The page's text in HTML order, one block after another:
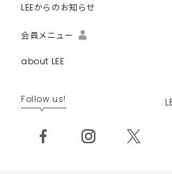
LEEからのお知らせ
会員メニュー
about LEE
Follow us!